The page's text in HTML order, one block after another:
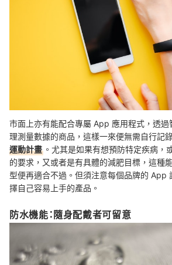
市面上亦有能配合專屬 App 應用程式，透
理測量數據的商品，這樣一來便無需自行記錄
運動計畫 。尤其是如果有想預防特定疾病，
的要求，又或者是有具體的減肥目標，這種
型便再適合不過。但須注意每個品牌的 App
擇自己容易上手的產品。
防水機能：隨身配戴者可留意